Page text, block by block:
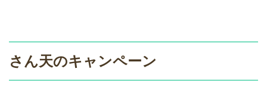
さん天のキャンペーン